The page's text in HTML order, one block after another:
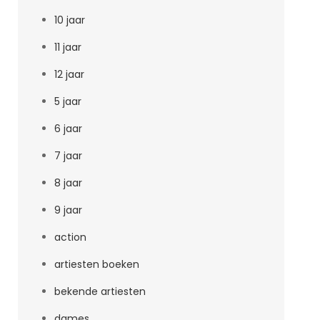
10 jaar
11 jaar
12 jaar
5 jaar
6 jaar
7 jaar
8 jaar
9 jaar
action
artiesten boeken
bekende artiesten